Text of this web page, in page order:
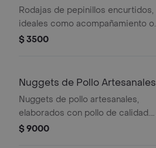
Rodajas de pepinillos encurtidos,
ideales como acompañamiento o
para añadir a tus platos favoritos.
$ 3500
Nuggets de Pollo Artesanales
Nuggets de pollo artesanales,
elaborados con pollo de calidad.
Crujientes por fuera y jugosos por
$ 9000